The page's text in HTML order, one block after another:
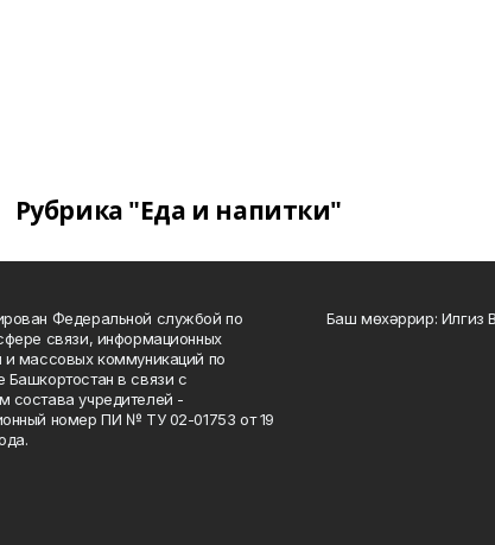
Рубрика "Еда и напитки"
Федеральной службой по
связи, информационных
и массовых коммуникаций по
Башкортостан в связи с
состава учредителей -
номер ПИ № ТУ 02-01753 от 19
Баш мөхәррир: